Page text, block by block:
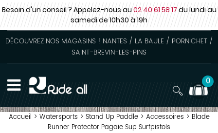
Besoin d'un conseil ? Appelez-nous au02 40 61 58 17du lundi au
samedide 10h30 à 19h
DÉCOUVREZ NOS MAGASINS ! NANTES / LA BAULE / PORNICHET /
SAINT-BREVIN-LES-PINS
0
Accueil > Watersports > Stand Up Paddle > Accessoires > Blade
Runner Protector Pagaie Sup Surfpistols